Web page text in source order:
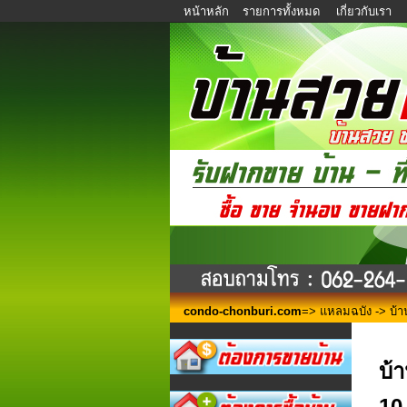
หน้าหลัก รายการทั้งหมด เกี่ยวกับเรา
condo-chonburi.com=> แหลมฉบัง -> บ้า
บ้